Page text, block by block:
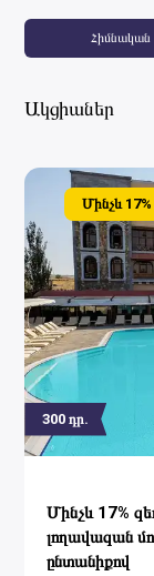
Հիմնական
Ակցիաներ
Մինչև 17%
300 դր.
Մինչև 17%
լողավազան
ընտանիքով